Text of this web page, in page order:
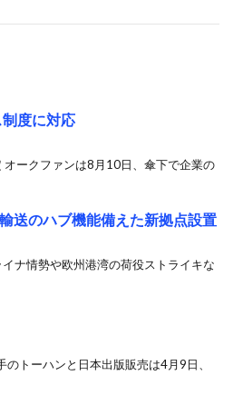
度に対応
ークファンは8月10日、傘下で企業の
送のハブ機能備えた新拠点設置
ナ情勢や欧州港湾の荷役ストライキな
トーハンと日本出版販売は4月9日、